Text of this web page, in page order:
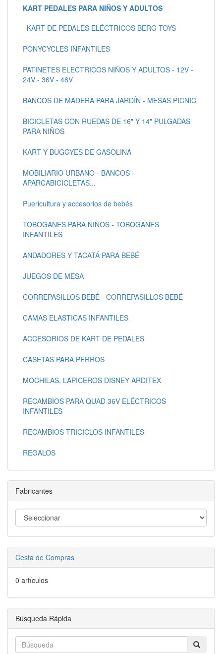
KART PEDALES PARA NIÑOS Y ADULTOS
KART DE PEDALES ELÉCTRICOS BERG TOYS
PONYCYCLES INFANTILES
PATINETES ELECTRICOS NIÑOS Y ADULTOS - 12V -
24V - 36V - 48V
BANCOS DE MADERA PARA JARDÍN - MESAS PICNIC
BICICLETAS CON RUEDAS DE 16" Y 14" PULGADAS
PARA NIÑOS
KART Y BUGGYES DE GASOLINA
MOBILIARIO URBANO - BANCOS -
APARCABICICLETAS...
Puericultura y accesorios de bebés
TOBOGANES PARA NIÑOS - TOBOGANES
INFANTILES
ANDADORES Y TACATÁ PARA BEBÉ
JUEGOS DE MESA
CORREPASILLOS BEBÉ - CORREPASILLOS BEBÉ
CAMAS ELASTICAS INFANTILES
ACCESORIOS DE KART DE PEDALES
CASETAS PARA PERROS
MOCHILAS, LAPICEROS DISNEY ARDITEX
RECAMBIOS PARA QUAD 36V ELÉCTRICOS
INFANTILES
RECAMBIOS TRICICLOS INFANTILES
REGALOS
Fabricantes
Cesta de Compras
0 artículos
Búsqueda Rápida